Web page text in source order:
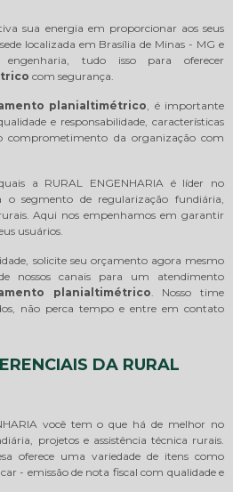
sua energia em proporcionar aos seus
localizada em Brasília de Minas - MG e
engenharia, tudo isso para oferecer
com segurança.
planialtimétrico, é importante
e responsabilidade, características
comprometimento da organização com
a RURAL ENGENHARIA é líder no
o segmento de regularização fundiária,
Aqui nos empenhamos em garantir
usuários.
solicite seu orçamento agora mesmo
nossos canais para um atendimento
planialtimétrico. Nosso time
não perca tempo e entre em contato
DA RURAL
você tem o que há de melhor no
projetos e assistência técnica rurais.
oferece uma variedade de itens como
- emissão de nota fiscal com qualidade e